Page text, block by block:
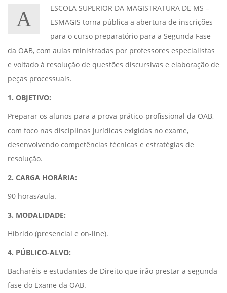
A
ESCOLA SUPERIOR DA MAGISTRATURA DE MS –
ESMAGIS torna pública a abertura de inscrições
para o curso preparatório para a Segunda Fase
da OAB, com aulas ministradas por professores especialistas
e voltado à resolução de questões discursivas e elaboração de
peças processuais.
1. OBJETIVO:
Preparar os alunos para a prova prático-profissional da OAB,
com foco nas disciplinas jurídicas exigidas no exame,
desenvolvendo competências técnicas e estratégias de
resolução.
2. CARGA HORÁRIA:
90 horas/aula.
3. MODALIDADE:
Híbrido (presencial e on-line).
4. PÚBLICO-ALVO:
Bacharéis e estudantes de Direito que irão prestar a segunda
fase do Exame da OAB.